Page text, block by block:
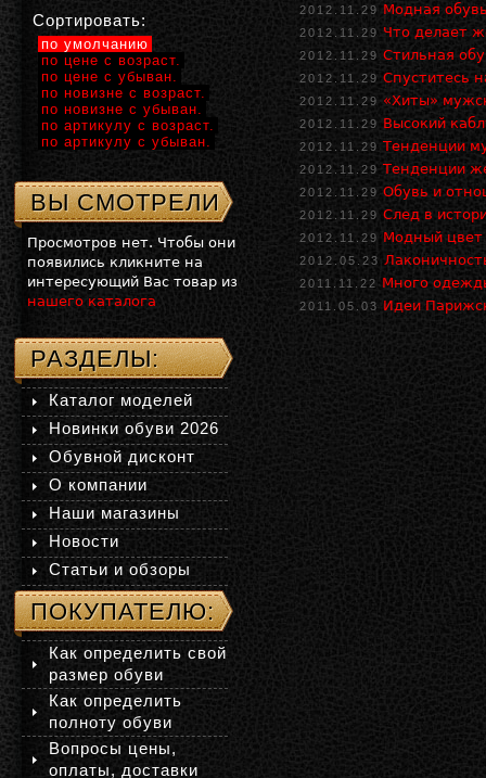
2012.11.29 Модная
2012.11.29 Что делает
2012.11.29 Стильная
2012.11.29 Спуститесь
2012.11.29 «Хиты»
2012.11.29 Высокий
2012.11.29 Тенденции
2012.11.29 Тенденции
2012.11.29 Обувь и
2012.11.29 След в
2012.11.29 Модный цвет
2012.05.23
2011.11.22 Много
2011.05.03 Идеи
Сортировать:
по умолчанию
по цене с возраст.
по цене с убыван.
по новизне с возраст.
по новизне с убыван.
по артикулу с возраст.
по артикулу с убыван.
ВЫ СМОТРЕЛИ
Просмотров нет. Чтобы они
появились кликните на
интересующий Вас товар из
нашего каталога
РАЗДЕЛЫ:
Каталог моделей
Новинки обуви 2026
Обувной дисконт
О компании
Наши магазины
Новости
Статьи и обзоры
ПОКУПАТЕЛЮ:
Как определить свой
размер обуви
Как определить
полноту обуви
Вопросы цены,
оплаты, доставки